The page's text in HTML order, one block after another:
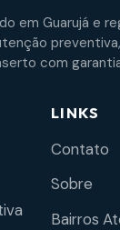
em Guarujá e
com
LINKS
Contato
Sobre
Bairros